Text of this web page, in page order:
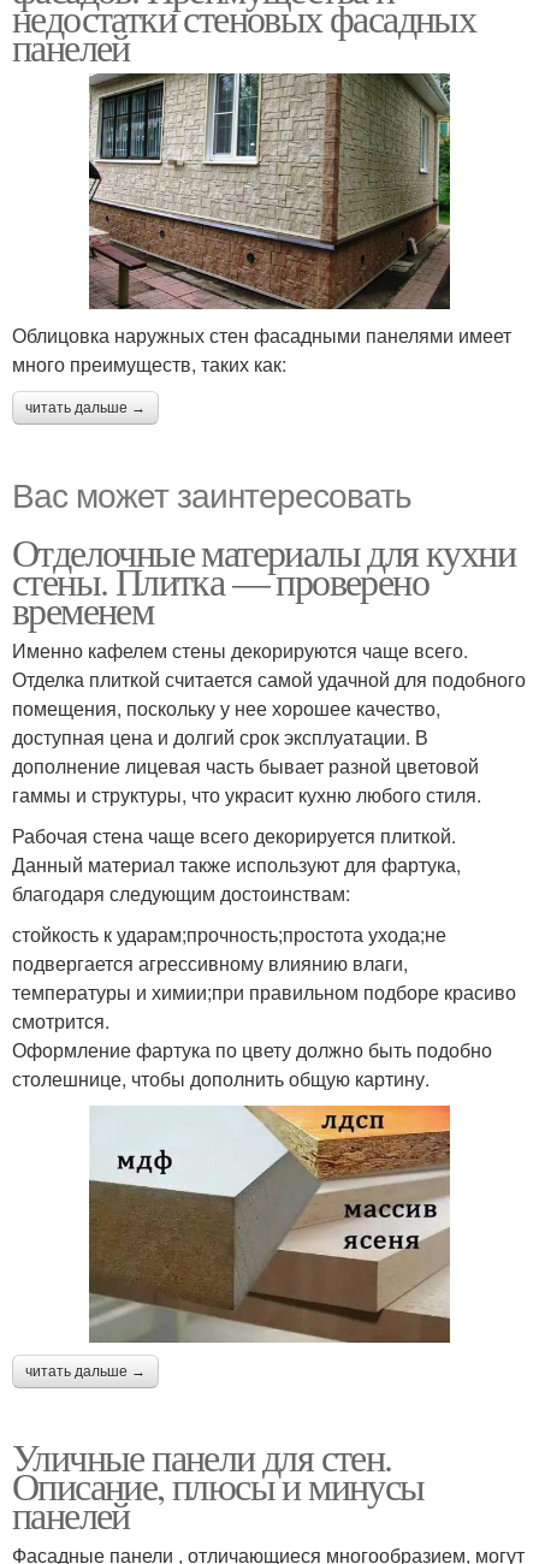
недостатки стеновых фасадных
панелей
Облицовка наружных стен фасадными панелями имеет
много преимуществ, таких как:
читать дальше →
Вас может заинтересовать
Отделочные материалы для кухни
стены. Плитка — проверено
временем
Именно кафелем стены декорируются чаще всего.
Отделка плиткой считается самой удачной для подобного
помещения, поскольку у нее хорошее качество,
доступная цена и долгий срок эксплуатации. В
дополнение лицевая часть бывает разной цветовой
гаммы и структуры, что украсит кухню любого стиля.
Рабочая стена чаще всего декорируется плиткой.
Данный материал также используют для фартука,
благодаря следующим достоинствам:
стойкость к ударам;прочность;простота ухода;не
подвергается агрессивному влиянию влаги,
температуры и химии;при правильном подборе красиво
смотрится.
Оформление фартука по цвету должно быть подобно
столешнице, чтобы дополнить общую картину.
читать дальше →
Уличные панели для стен.
Описание, плюсы и минусы
панелей
Фасадные панели , отличающиеся многообразием, могут